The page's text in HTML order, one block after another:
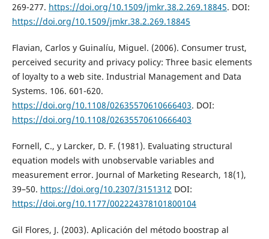
269-277. https://doi.org/10.1509/jmkr.38.2.269.18845. DOI:
https://doi.org/10.1509/jmkr.38.2.269.18845
Flavian, Carlos y Guinalíu, Miguel. (2006). Consumer trust,
perceived security and privacy policy: Three basic elements
of loyalty to a web site. Industrial Management and Data
Systems. 106. 601-620.
https://doi.org/10.1108/02635570610666403. DOI:
https://doi.org/10.1108/02635570610666403
Fornell, C., y Larcker, D. F. (1981). Evaluating structural
equation models with unobservable variables and
measurement error. Journal of Marketing Research, 18(1),
39–50. https://doi.org/10.2307/3151312 DOI:
https://doi.org/10.1177/002224378101800104
Gil Flores, J. (2003). Aplicación del método boostrap al